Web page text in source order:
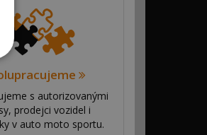
s autorizovanými
prodejci vozidel i
v auto moto sportu.